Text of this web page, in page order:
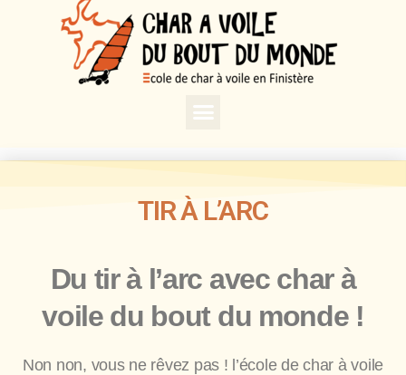
TIR À L’ARC
Du tir à l’arc avec char à
voile du bout du monde !
Non non, vous ne rêvez pas ! l’école de char à voile